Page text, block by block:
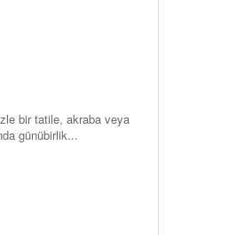
bir tatile, akraba veya
günübirlik...